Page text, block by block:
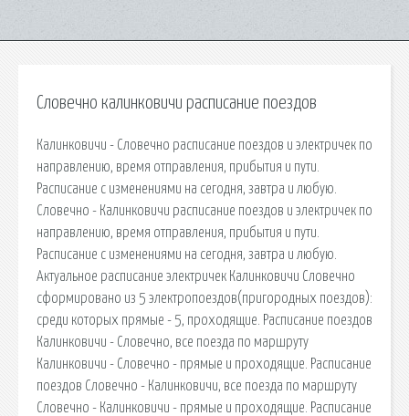
Словечно калинковичи расписание поездов
Калинковичи - Словечно расписание поездов и электричек по
направлению, время отправления, прибытия и пути.
Расписание с изменениями на сегодня, завтра и любую.
Словечно - Калинковичи расписание поездов и электричек по
направлению, время отправления, прибытия и пути.
Расписание с изменениями на сегодня, завтра и любую.
Актуальное расписание электричек Калинковичи Словечно
сформировано из 5 электропоездов(пригородных поездов):
среди которых прямые - 5, проходящие. Расписание поездов
Калинковичи - Словечно, все поезда по маршруту
Калинковичи - Словечно - прямые и проходящие. Расписание
поездов Словечно - Калинковичи, все поезда по маршруту
Словечно - Калинковичи - прямые и проходящие. Расписание